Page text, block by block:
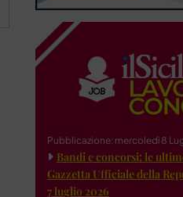
Pubblicazione: mercoledì 8
Bandi e concorsi: le
Gazzetta Ufficiale della
7 luglio 2026